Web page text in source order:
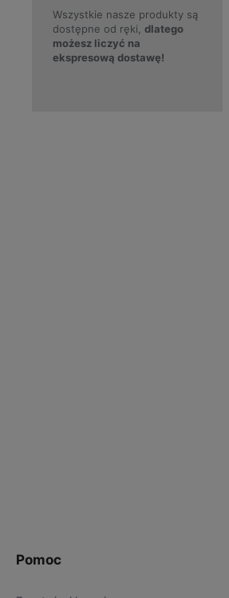
Wszystkie nasze produkty są
dostępne od ręki, dlatego
możesz liczyć na
ekspresową dostawę!
Pomoc